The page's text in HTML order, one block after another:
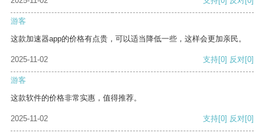
游客
这款加速器app的价格有点贵，可以适当降低一些，这样会更加亲民。
2025-11-02 支持[0] 反对[0]
游客
这款软件的价格非常实惠，值得推荐。
2025-11-02 支持[0] 反对[0]